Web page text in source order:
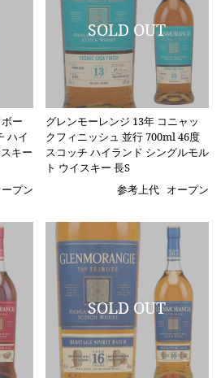
ー
ハイ
キー
プン
グレンモーレンジ 13年 コニャッ
クフィニッシュ 並行 700ml 46度
スコッチ ハイランド シングルモル
ト ウイスキー 長S
参考上代 オープン